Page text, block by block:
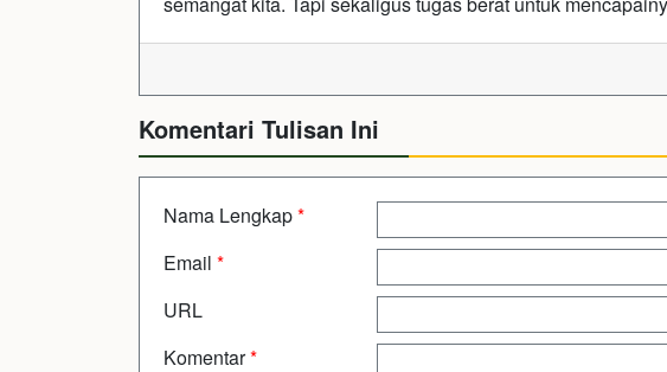
Komentari Tulisan Ini
Nama Lengkap*
Email *
URL
Komentar*